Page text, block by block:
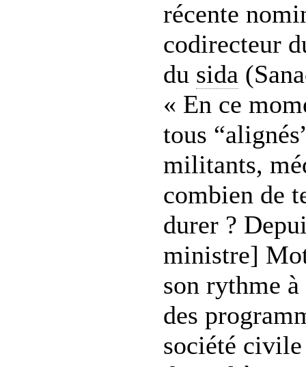
récente
codirecteur
du sida
« En ce
tous
militants,
combien de
durer ?
ministre]
son rythme
des
société